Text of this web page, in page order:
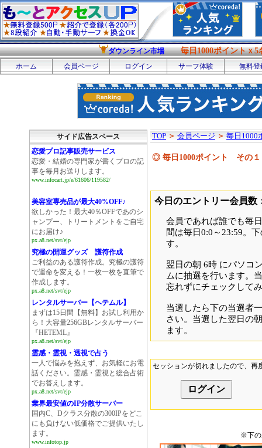
ダウンライン市場 毎日1000ポイントｘ5
ホーム 会員ページ ログイン サーフ体験 無料登
サイド広告スペース
恋愛プロ記事販売サービス
恋愛・結婚の専門家が書くプロの記
事を毎月お送りします。
www.infocart.jp/e/61606/119582/
美容室専売品が最大40%OFF♪
欲しかった！最大40％OFFであのシ
ャンプー、トリートメントをご自宅
にお届け♪
px.a8.net/svt/ejp
究極の開運グッズ 護符作成
ご利益のある護符作成。究極の護符
で運命を変える！一枚一枚を直筆で
作成します。
px.a8.net/svt/ejp
レンタルサーバー【ヘテムル】
まずは15日間【無料】お試し利用か
ら！大容量256GBレンタルサーバー
『HETEML』
px.a8.net/svt/ejp
霊感・霊視・透視で占う
一人で悩みを抱えず、お気軽にお電
話ください。霊感・霊視と総合占術
でお答えします。
px.a8.net/svt/ejp
業界最安値のIP分散サーバー
国内C、Dクラス分散の300IPをどこ
にも負けない低価格でご提供いたし
ます。
www.infotop.jp
TOP ＞ 会員ページ ＞ 毎日1000
◎ 毎日1000ポイント その１
今日のエントリー会員数
会員であれば誰でも毎
間は毎日0:0～23:59。
す。
翌日の朝 6時 にパソコ
ムに抽選を行います。
忘れずにチェックして
当選したら下の当選者
さい。当選した翌日の
ます。
セッションが切れましたので、再
※下の